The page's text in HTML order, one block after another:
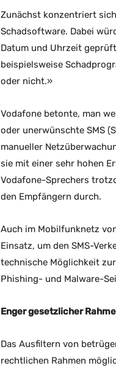
Zunächst konzentriert
Schadsoftware. Dabei
Datum und Uhrzeit
beispielsweise
oder nicht.»
Vodafone betonte, man
oder unerwünschte SMS
manueller
sie mit einer sehr hohen
Vodafone-Sprechers
den Empfängern durch.
Auch im Mobilfunknetz
Einsatz, um den SMS-
technische Möglichkeit
Phishing- und Malware-
Enger gesetzlicher
Das Ausfiltern von
rechtlichen Rahmen